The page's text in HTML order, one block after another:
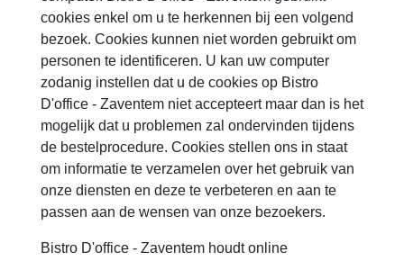
cookies enkel om u te herkennen bij een volgend
bezoek. Cookies kunnen niet worden gebruikt om
personen te identificeren. U kan uw computer
zodanig instellen dat u de cookies op Bistro
D'office - Zaventem niet accepteert maar dan is het
mogelijk dat u problemen zal ondervinden tijdens
de bestelprocedure. Cookies stellen ons in staat
om informatie te verzamelen over het gebruik van
onze diensten en deze te verbeteren en aan te
passen aan de wensen van onze bezoekers.
Bistro D'office - Zaventem houdt online